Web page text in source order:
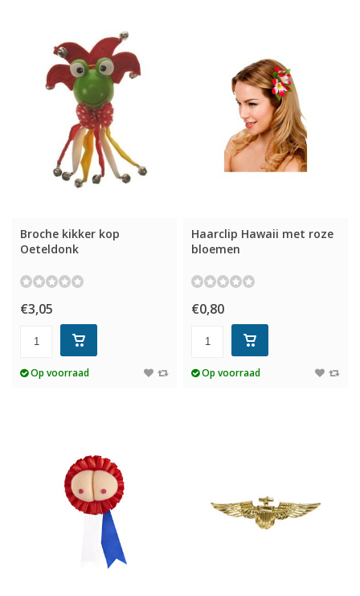
Broche kikker kop
Oeteldonk
€3,05
Op voorraad
Haarclip Hawaii met roze
bloemen
€0,80
Op voorraad